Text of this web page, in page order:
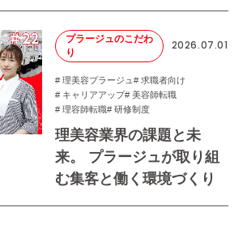
プラージュのこだわ
り
2026.07.01
# 理美容プラージュ# 求職者向け
# キャリアアップ# 美容師転職
# 理容師転職# 研修制度
理美容業界の課題と未
来。 プラージュが取り組
む集客と働く環境づくり